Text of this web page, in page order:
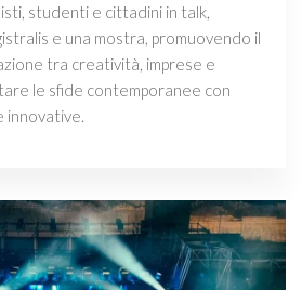
studenti e cittadini in talk,
e una mostra, promuovendo il
tra creatività, imprese e
le sfide contemporanee con
innovative.